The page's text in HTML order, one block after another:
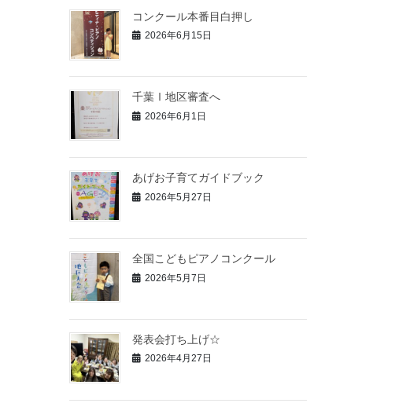
コンクール本番目白押し
2026年6月15日
千葉Ⅰ地区審査へ
2026年6月1日
あげお子育てガイドブック
2026年5月27日
全国こどもピアノコンクール
2026年5月7日
発表会打ち上げ☆
2026年4月27日